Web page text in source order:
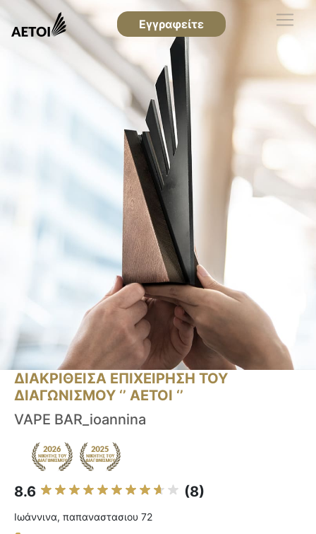
Εγγραφείτε
ΔΙΑΚΡΙΘΕΙΣΑ ΕΠΙΧΕΙΡΗΣΗ ΤΟΥ
ΔΙΑΓΩΝΙΣΜΟΥ ‘’ ΑΕΤΟΙ ‘’
VAPE BAR_ioannina
8.6 (8)
Ιωάννινα, παπαναστασιου 72